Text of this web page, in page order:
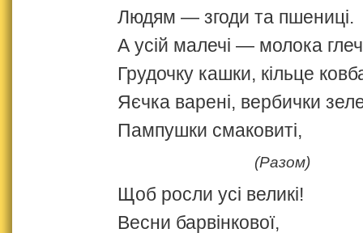
Людям — згоди та пшениці.
А усій малечі — молока
Грудочку кашки, кільце
Яєчка варені, вербички
Пампушки смаковиті,
(Разом)
Щоб росли усі великі!
Весни барвінкової,